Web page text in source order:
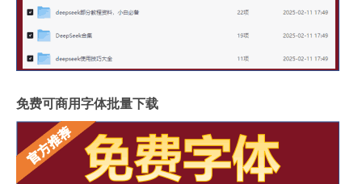
免费可商用字体批量下载